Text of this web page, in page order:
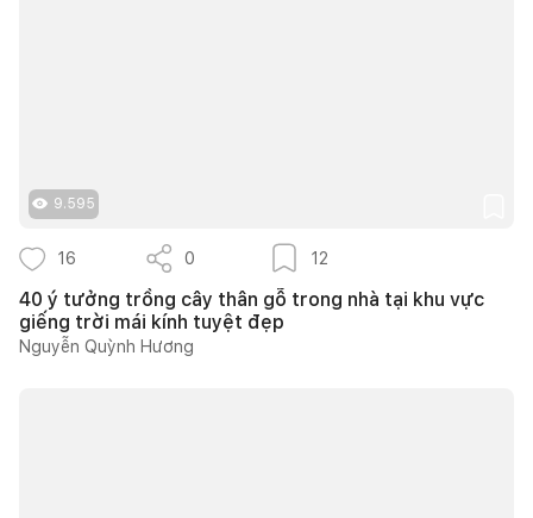
9.595
16 0 12
40 ý tưởng trồng cây thân gỗ trong nhà tại khu vực
giếng trời mái kính tuyệt đẹp
Nguyễn Quỳnh Hương